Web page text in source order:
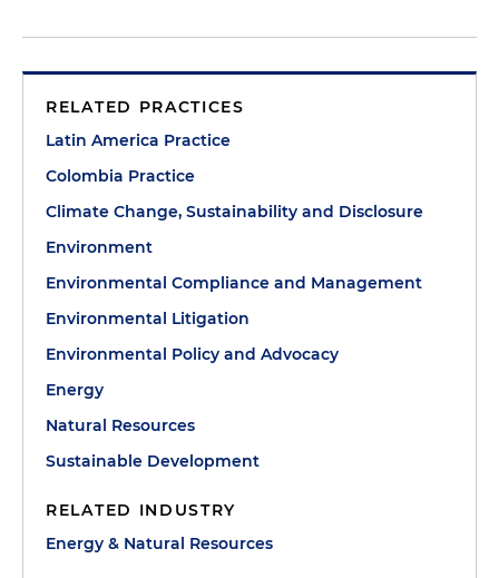
RELATED PRACTICES
Latin America Practice
Colombia Practice
Climate Change, Sustainability and Disclosure
Environment
Environmental Compliance and Management
Environmental Litigation
Environmental Policy and Advocacy
Energy
Natural Resources
Sustainable Development
RELATED INDUSTRY
Energy & Natural Resources